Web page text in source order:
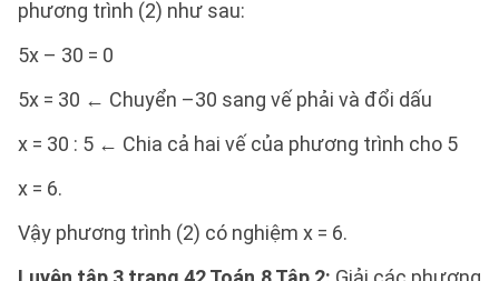
phương trình (2) như sau:
5x – 30 = 0
5x = 30 ← Chuyển –30 sang vế phải và đổi dấu
x = 30 : 5 ← Chia cả hai vế của phương trình cho 5
x = 6.
Vậy phương trình (2) có nghiệm x = 6.